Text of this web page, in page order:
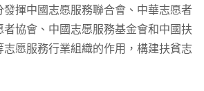
揮中國志愿服務聯合會、中華志愿者
協會、中國志愿服務基金會和中國扶
愿服務行業組織的作用，構建扶貧志